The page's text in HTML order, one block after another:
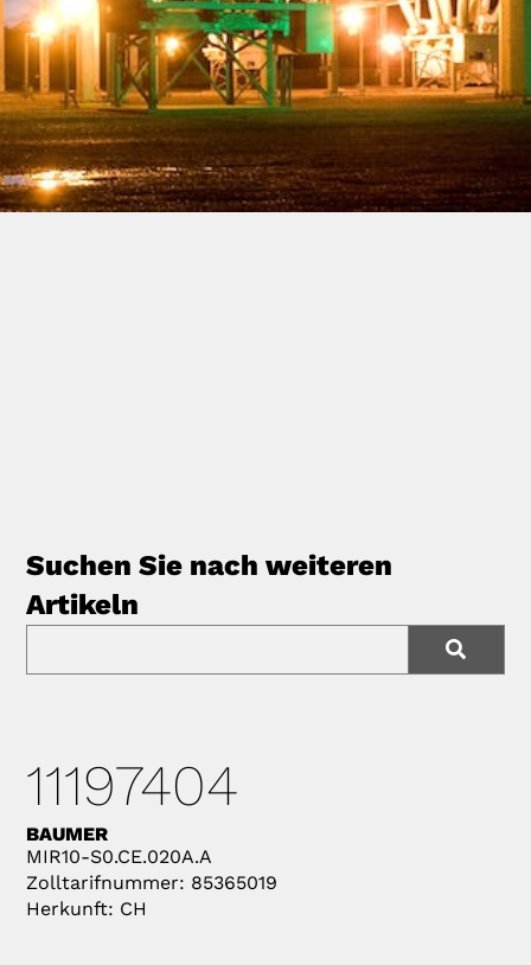
Suchen Sie nach weiteren
Artikeln
11197404
BAUMER
MIR10-S0.CE.020A.A
Zolltarifnummer: 85365019
Herkunft: CH